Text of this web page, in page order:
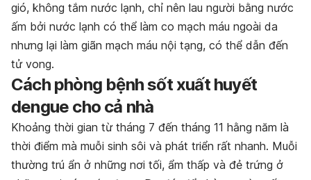
gió, không tắm nước lạnh, chỉ nên lau người bằng nước
ấm bởi nước lạnh có thể làm co mạch máu ngoài da
nhưng lại làm giãn mạch máu nội tạng, có thể dẫn đến
tử vong.
Cách phòng bệnh sốt xuất huyết
dengue cho cả nhà
Khoảng thời gian từ tháng 7 đến tháng 11 hằng năm là
thời điểm mà muỗi sinh sôi và phát triển rất nhanh. Muỗi
thường trú ẩn ở những nơi tối, ẩm thấp và đẻ trứng ở